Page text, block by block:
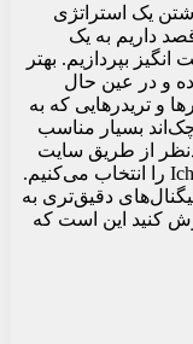
یک استراتژی
داریم به یک
شگفت انگیز بپردازیم. بهتر
و در عین حال
و تریدرهایی که به
بسیار مناسب
از طریق سایت
تریدینگ ویو، دو اندیکاتور RSI و Ichimoku را انتخاب می‌کنیم.
دقیق‌تری به
کنید این است که